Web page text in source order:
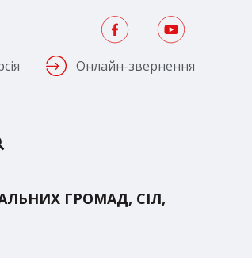
Онлайн-звернення
ГРОМАД, СІЛ,